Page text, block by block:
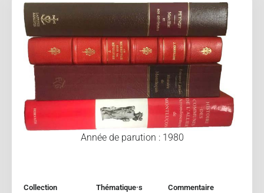
Année de parution : 1980
Collection Thématique·s Commentaire